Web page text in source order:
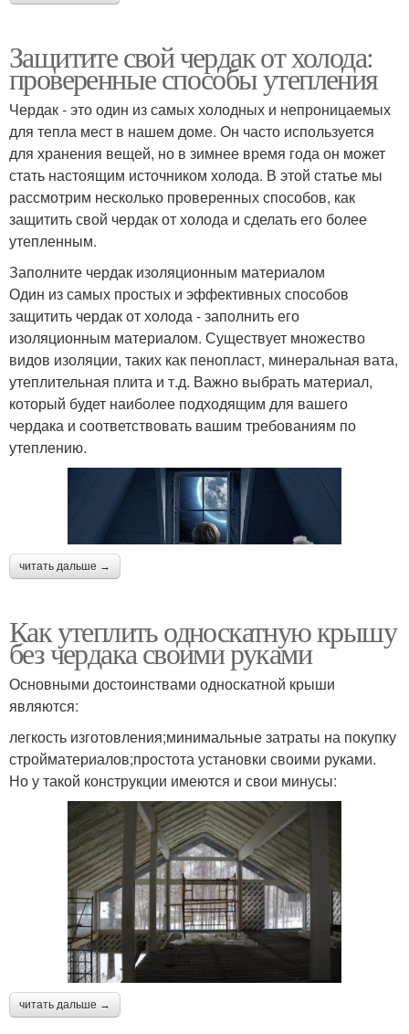
Защитите свой чердак от холода:
проверенные способы утепления
Чердак - это один из самых холодных и непроницаемых
для тепла мест в нашем доме. Он часто используется
для хранения вещей, но в зимнее время года он может
стать настоящим источником холода. В этой статье мы
рассмотрим несколько проверенных способов, как
защитить свой чердак от холода и сделать его более
утепленным.
Заполните чердак изоляционным материалом
Один из самых простых и эффективных способов
защитить чердак от холода - заполнить его
изоляционным материалом. Существует множество
видов изоляции, таких как пенопласт, минеральная вата,
утеплительная плита и т.д. Важно выбрать материал,
который будет наиболее подходящим для вашего
чердака и соответствовать вашим требованиям по
утеплению.
читать дальше →
Как утеплить односкатную крышу
без чердака своими руками
Основными достоинствами односкатной крыши
являются:
легкость изготовления;минимальные затраты на покупку
стройматериалов;простота установки своими руками.
Но у такой конструкции имеются и свои минусы:
читать дальше →